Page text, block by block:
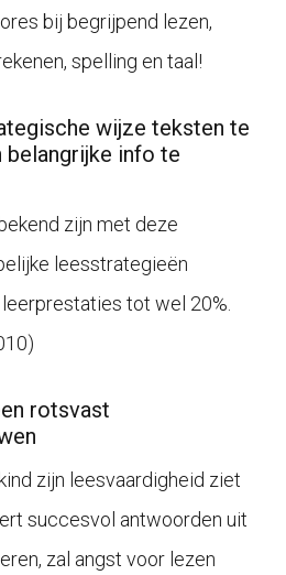
bij begrijpend lezen,
spelling en taal!
wijze teksten te
belangrijke info te
zijn met deze
leesstrategieën
tot wel 20%.
)
rotsvast
zijn leesvaardigheid ziet
succesvol antwoorden uit
zal angst voor lezen